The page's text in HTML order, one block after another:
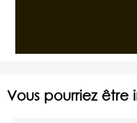
Vous pourriez être